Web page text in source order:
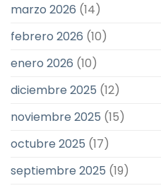
marzo 2026 (14)
febrero 2026 (10)
enero 2026 (10)
diciembre 2025 (12)
noviembre 2025 (15)
octubre 2025 (17)
septiembre 2025 (19)